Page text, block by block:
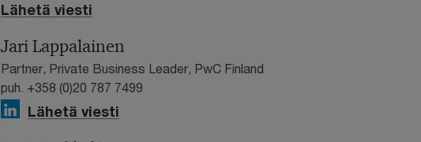
Lähetä viesti
Jari Lappalainen
Partner, Private Business Leader, PwC Finland
puh. +358 (0)20 787 7499
Lähetä viesti